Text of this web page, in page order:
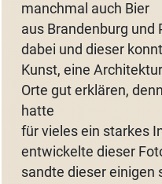
manchmal auch Bier
aus Brandenburg und
dabei und dieser
Kunst, eine
Orte gut erklären,
hatte
für vieles ein starkes
entwickelte dieser
sandte dieser einigen